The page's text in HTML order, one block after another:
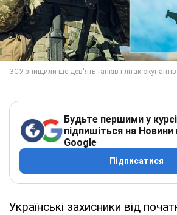
Будьте першими у
підпишіться на Новини
Google
Підписатися
Українські захисники від